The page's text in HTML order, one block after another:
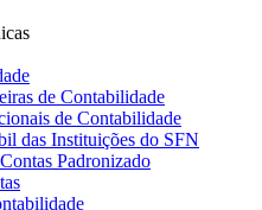
de Contabilidade
de Contabilidade
das Instituições do SFN
Padronizado